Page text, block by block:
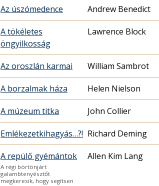
Az úszómedence Andrew Benedict
A tökéletes
öngyilkosság
Lawrence Block
Az oroszlán karmai William Sambrot
A borzalmak háza Helen Nielson
A múzeum titka John Collier
Emlékezetkihagyás…?! Richard Deming
A repülő gyémántok
A régi börtönjárt
galambtenyésztőt
megkeresik, hogy segítsen
Allen Kim Lang